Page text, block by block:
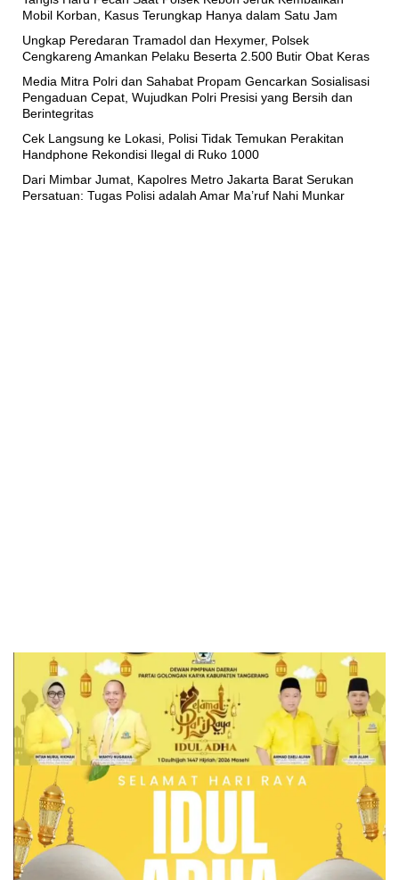
Mobil Korban, Kasus Terungkap Hanya dalam Satu Jam
Ungkap Peredaran Tramadol dan Hexymer, Polsek
Cengkareng Amankan Pelaku Beserta 2.500 Butir Obat Keras
Media Mitra Polri dan Sahabat Propam Gencarkan Sosialisasi
Pengaduan Cepat, Wujudkan Polri Presisi yang Bersih dan
Berintegritas
Cek Langsung ke Lokasi, Polisi Tidak Temukan Perakitan
Handphone Rekondisi Ilegal di Ruko 1000
Dari Mimbar Jumat, Kapolres Metro Jakarta Barat Serukan
Persatuan: Tugas Polisi adalah Amar Ma’ruf Nahi Munkar